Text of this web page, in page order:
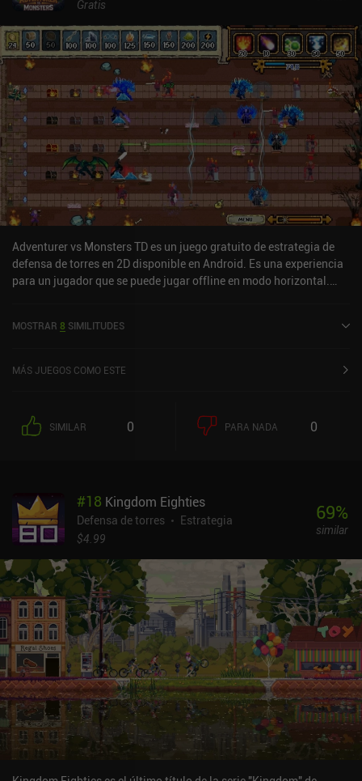
Gratis
Adventurer vs Monsters TD es un juego gratuito de estrategia de
defensa de torres en 2D disponible en Android. Es una experiencia
para un jugador que se puede jugar offline en modo horizontal.
MOSTRAR 8 SIMILITUDES
MÁS JUEGOS COMO ESTE
SIMILAR 0 PARA NADA 0
#18 Kingdom Eighties
Defensa de torres
Estrategia
$4.99
69%
similar